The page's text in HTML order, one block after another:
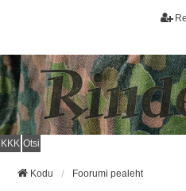
KKK Otsi
Kodu Foorumi pealeht